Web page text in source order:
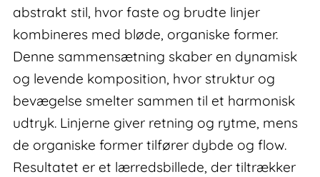
abstrakt stil, hvor faste og brudte linjer
kombineres med bløde, organiske former.
Denne sammensætning skaber en dynamisk
og levende komposition, hvor struktur og
bevægelse smelter sammen til et harmonisk
udtryk. Linjerne giver retning og rytme, mens
de organiske former tilfører dybde og flow.
Resultatet er et lærredsbillede, der tiltrækker